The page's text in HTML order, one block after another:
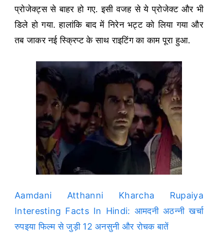
प्रोजेक्ट्स से बाहर हो गए. इसी वजह से ये प्रोजेक्ट और भी
डिले हो गया. हालांकि बाद में निरेन भट्ट को लिया गया और
तब जाकर नई स्क्रिप्ट के साथ राइटिंग का काम पूरा हुआ.
Aamdani Atthanni Kharcha Rupaiya
Interesting Facts In Hindi: आमदनी अठन्नी खर्चा
रुपइया फिल्म से जुड़ी 12 अनसुनी और रोचक बातें